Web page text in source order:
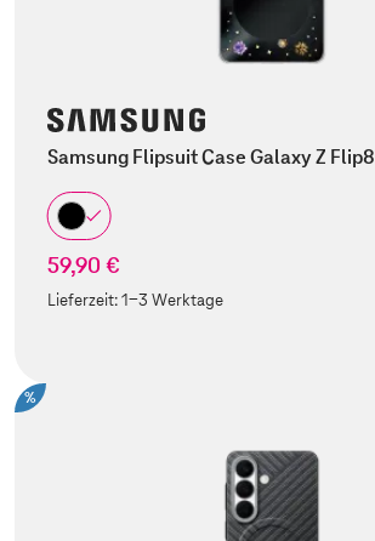
Samsung Flipsuit Case Galaxy Z Flip8
59,90 €
Lieferzeit:1-3 Werktage
%